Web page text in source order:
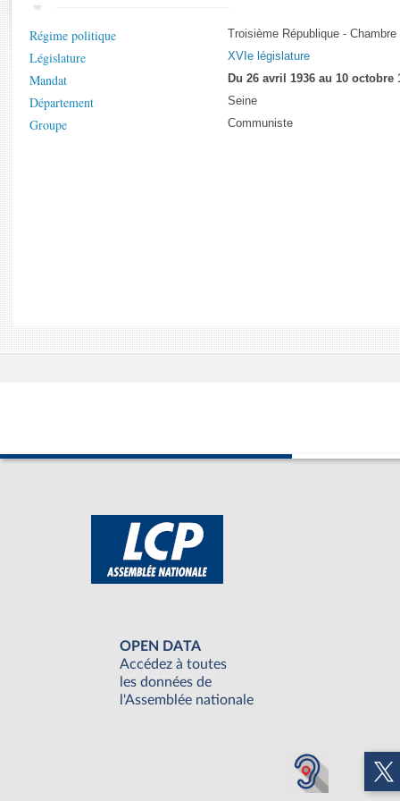
Régime politique Troisième République -
Législature XVIe législature
Mandat Du 26 avril 1936 au 10 octobre
Département Seine
Groupe Communiste
OPEN DATA
Accédez à toutes
les données de
l'Assemblée nationale